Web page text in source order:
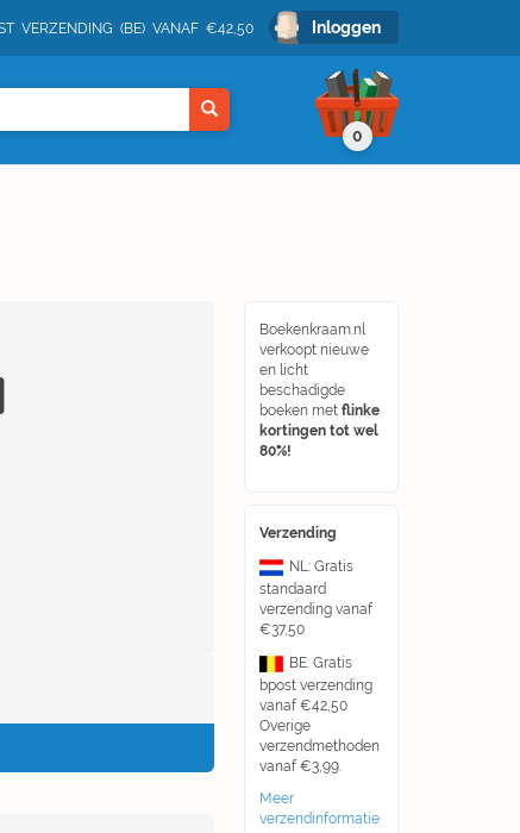
VERZENDING (BE) VANAF €42,50 Inloggen
0
Boekenkraam.nl
verkoopt nieuwe
en licht
beschadigde
boeken met flinke
kortingen tot wel
80%!
Verzending
NL: Gratis
standaard
verzending vanaf
€37,50
BE: Gratis
bpost verzending
vanaf €42,50
Overige
verzendmethoden
vanaf €3,99.
Meer
verzendinformatie